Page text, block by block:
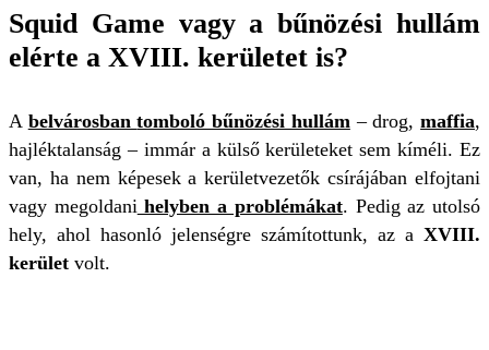
Squid Game vagy a bűnözési hullám
elérte a XVIII. kerületet is?
A belvárosbantomboló bűnözési hullám– drog,maffia,
hajléktalanság – immár a külső kerületeket sem kíméli. Ez
van, ha nem képesek a kerületvezetők csírájában elfojtani
vagy megoldanihelyben a problémákat. Pedig az utolsó
hely, ahol hasonló jelenségre számítottunk, az a XVIII.
kerület volt.